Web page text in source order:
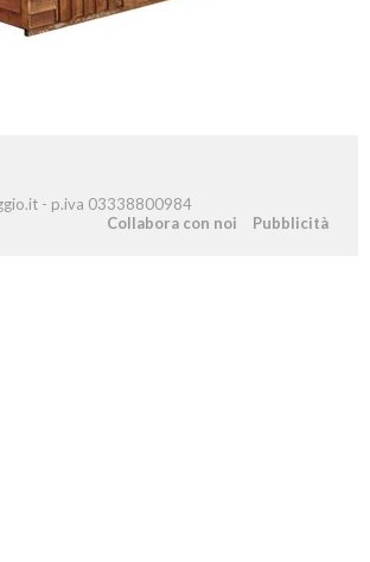
- p.iva 03338800984
Collabora con noi
Pubblicità